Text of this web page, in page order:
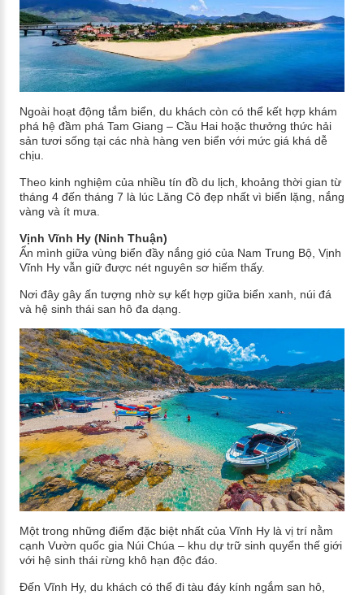
Ngoài hoạt động tắm biển, du khách còn có thể kết hợp khám
phá hệ đầm phá Tam Giang – Cầu Hai hoặc thưởng thức hải
sản tươi sống tại các nhà hàng ven biển với mức giá khá dễ
chịu.
Theo kinh nghiệm của nhiều tín đồ du lịch, khoảng thời gian từ
tháng 4 đến tháng 7 là lúc Lăng Cô đẹp nhất vì biển lặng, nắng
vàng và ít mưa.
Vịnh Vĩnh Hy (Ninh Thuận)
Ẩn mình giữa vùng biển đầy nắng gió của Nam Trung Bộ, Vịnh
Vĩnh Hy vẫn giữ được nét nguyên sơ hiếm thấy.
Nơi đây gây ấn tượng nhờ sự kết hợp giữa biển xanh, núi đá
và hệ sinh thái san hô đa dạng.
Một trong những điểm đặc biệt nhất của Vĩnh Hy là vị trí nằm
cạnh Vườn quốc gia Núi Chúa – khu dự trữ sinh quyển thế giới
với hệ sinh thái rừng khô hạn độc đáo.
Đến Vĩnh Hy, du khách có thể đi tàu đáy kính ngắm san hô,